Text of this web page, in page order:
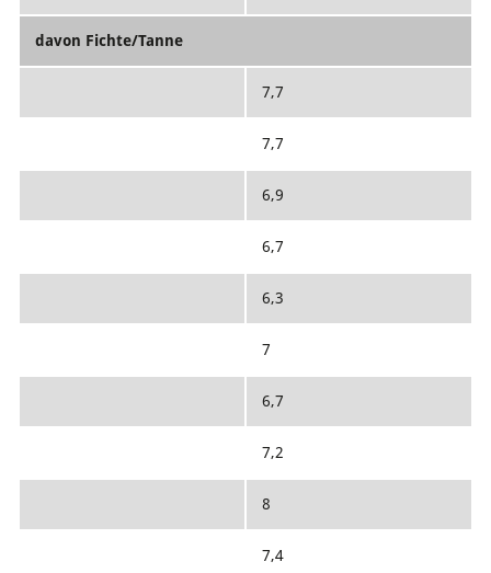
davon Fichte/Tanne
7,7
7,7
6,9
6,7
6,3
7
6,7
7,2
8
7,4